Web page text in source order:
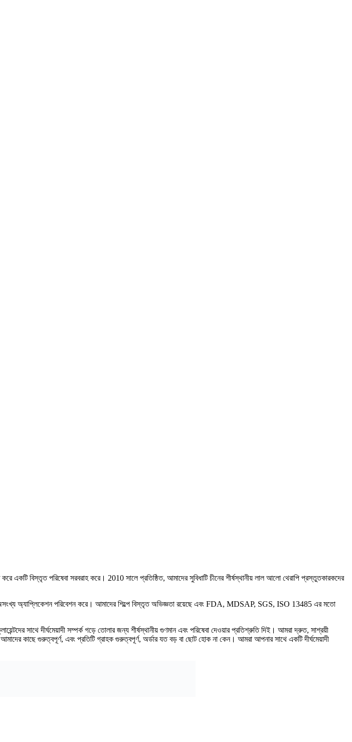
বিস্তৃত পরিষেবা সরবরাহ করে। 2010 সালে প্রতিষ্ঠিত, আমাদের সুবিধাটি চীনের শীর্ষস্থানীয় লাল আলো থেরাপি প্রস্তুতকারকদের
অসংখ্য অ্যাপ্লিকেশন পরিবেশন করে। আমাদের শিল্পে বিস্তৃত অভিজ্ঞতা রয়েছে এবং FDA, MDSAP, SGS, ISO 13485 এর মতো
সাথে দীর্ঘমেয়াদী সম্পর্ক গড়ে তোলার জন্য শীর্ষস্থানীয় গুণমান এবং পরিষেবা দেওয়ার প্রতিশ্রুতি দিই। আমরা দ্রুত, সাশ্রয়ী
আমাদের কাছে গুরুত্বপূর্ণ, এবং প্রতিটি গ্রাহক গুরুত্বপূর্ণ, অর্ডার যত বড় বা ছোট হোক না কেন। আমরা আপনার সাথে একটি দীর্ঘমেয়াদী